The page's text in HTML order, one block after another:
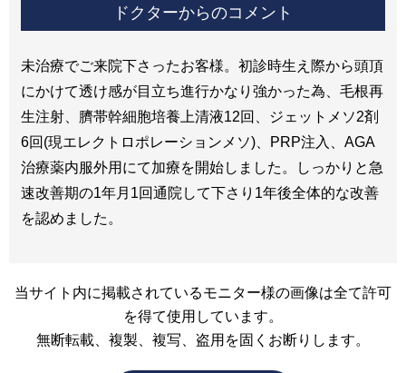
ドクターからのコメント
未治療でご来院下さったお客様。初診時生え際から頭頂
にかけて透け感が目立ち進行かなり強かった為、毛根再
生注射、臍帯幹細胞培養上清液12回、ジェットメソ2剤
6回(現エレクトロポレーションメソ)、PRP注入、AGA
治療薬内服外用にて加療を開始しました。しっかりと急
速改善期の1年月1回通院して下さり1年後全体的な改善
を認めました。
当サイト内に掲載されているモニター様の画像は全て許可
を得て使用しています。
無断転載、複製、複写、盗用を固くお断りします。